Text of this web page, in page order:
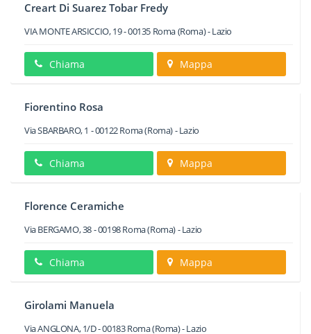
Creart Di Suarez Tobar Fredy
VIA MONTE ARSICCIO, 19-00135 Roma(Roma) -Lazio
Chiama Mappa
Fiorentino Rosa
Via SBARBARO, 1 -00122Roma(Roma) -Lazio
Chiama Mappa
Florence Ceramiche
Via BERGAMO, 38-00198Roma(Roma) -Lazio
Chiama Mappa
Girolami Manuela
Via ANGLONA, 1/D-00183Roma(Roma) -Lazio